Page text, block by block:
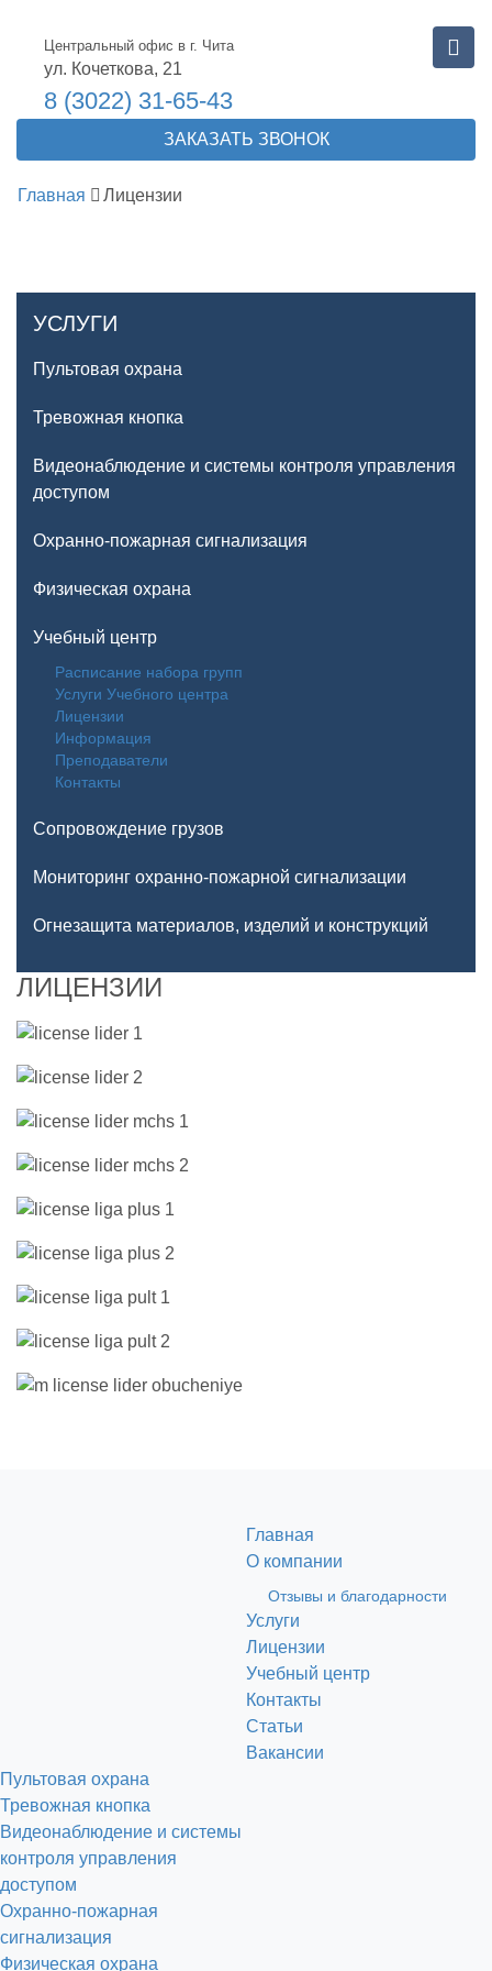
Центральный офис в г. Чита
ул. Кочеткова, 21
8 (3022) 31-65-43
ЗАКАЗАТЬ ЗВОНОК
Главная Лицензии
УСЛУГИ
Пультовая охрана
Тревожная кнопка
Видеонаблюдение и системы контроля управления
доступом
Охранно-пожарная сигнализация
Физическая охрана
Учебный центр
Расписание набора групп
Услуги Учебного центра
Лицензии
Информация
Преподаватели
Контакты
Сопровождение грузов
Мониторинг охранно-пожарной сигнализации
Огнезащита материалов, изделий и конструкций
ЛИЦЕНЗИИ
Главная
О компании
Отзывы и благодарности
Услуги
Лицензии
Учебный центр
Контакты
Статьи
Вакансии
Пультовая охрана
Тревожная кнопка
Видеонаблюдение и системы
контроля управления
доступом
Охранно-пожарная
сигнализация
Физическая охрана